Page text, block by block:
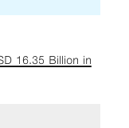
16.35 Billion in